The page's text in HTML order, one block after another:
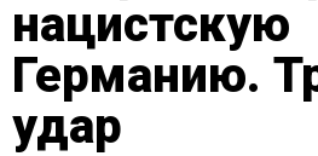
нацистскую
Германию.
удар